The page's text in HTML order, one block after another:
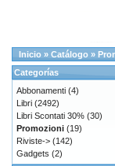
Inicio » Catálogo »
Categorías
Abbonamenti (4)
Libri (2492)
Libri Scontati 30% (30)
Promozioni (19)
Riviste-> (142)
Gadgets (2)